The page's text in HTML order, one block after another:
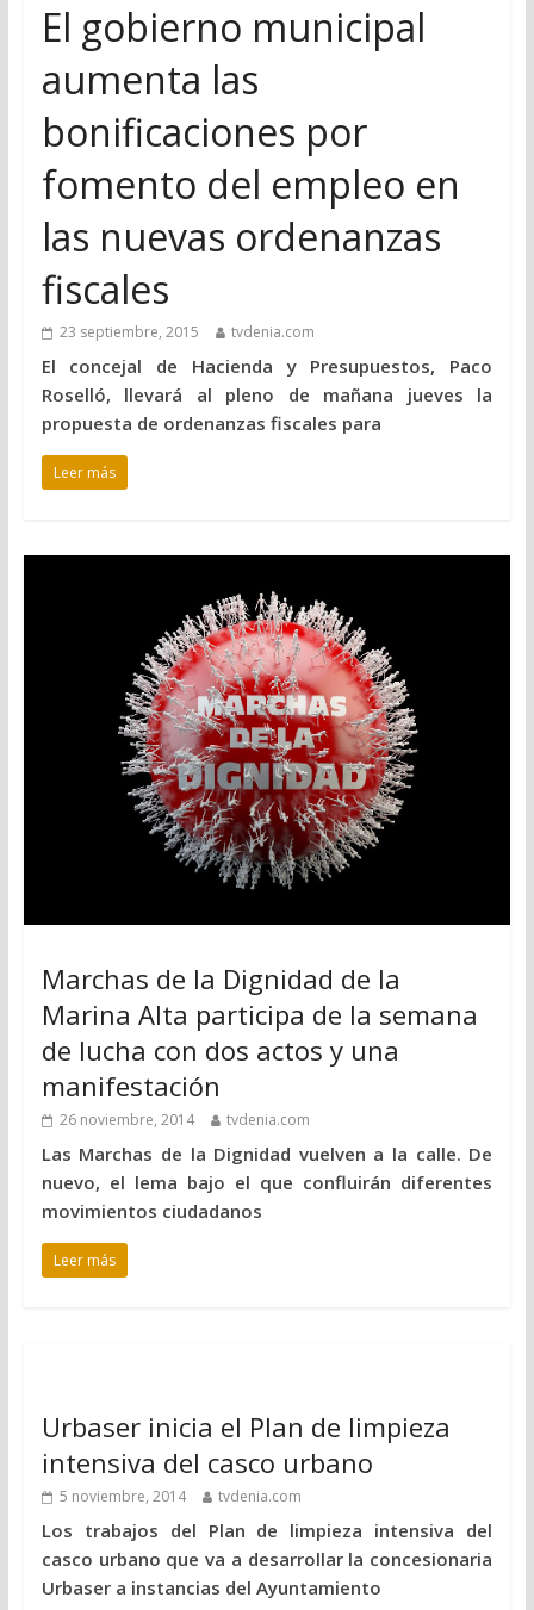
El gobierno municipal
aumenta las
bonificaciones por
fomento del empleo en
las nuevas ordenanzas
fiscales
23 septiembre, 2015 tvdenia.com
El concejal de Hacienda y Presupuestos, Paco
Roselló, llevará al pleno de mañana jueves la
propuesta de ordenanzas fiscales para
Leer más
Marchas de la Dignidad de la
Marina Alta participa de la semana
de lucha con dos actos y una
manifestación
26 noviembre, 2014 tvdenia.com
Las Marchas de la Dignidad vuelven a la calle. De
nuevo, el lema bajo el que confluirán diferentes
movimientos ciudadanos
Leer más
Urbaser inicia el Plan de limpieza
intensiva del casco urbano
5 noviembre, 2014 tvdenia.com
Los trabajos del Plan de limpieza intensiva del
casco urbano que va a desarrollar la concesionaria
Urbaser a instancias del Ayuntamiento